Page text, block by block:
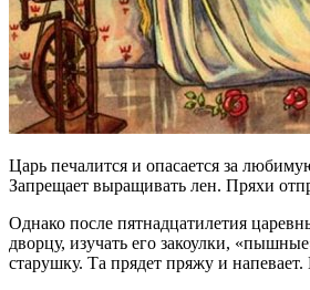
Царь печалится и опасается за
Запрещает выращивать лен. Пряхи
Однако после пятнадцатилетия
дворцу, изучать его закоулки,
старушку. Та прядет пряжу и